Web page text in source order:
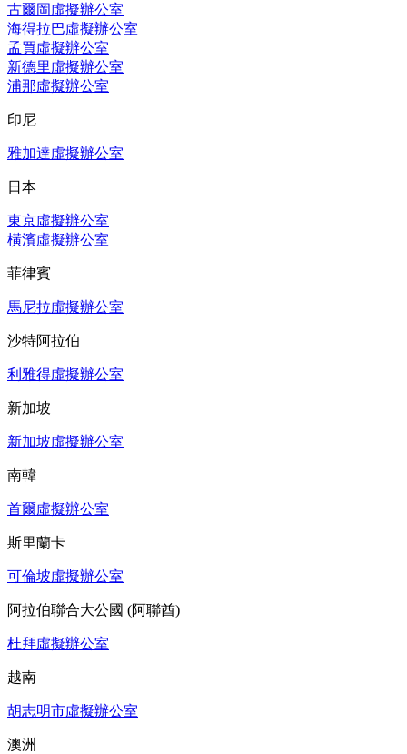
古爾岡虛擬辦公室
海得拉巴虛擬辦公室
孟買虛擬辦公室
新德里虛擬辦公室
浦那虛擬辦公室
印尼
雅加達虛擬辦公室
日本
東京虛擬辦公室
橫濱虛擬辦公室
菲律賓
馬尼拉虛擬辦公室
沙特阿拉伯
利雅得虛擬辦公室
新加坡
新加坡虛擬辦公室
南韓
首爾虛擬辦公室
斯里蘭卡
可倫坡虛擬辦公室
阿拉伯聯合大公國 (阿聯酋)
杜拜虛擬辦公室
越南
胡志明市虛擬辦公室
澳洲